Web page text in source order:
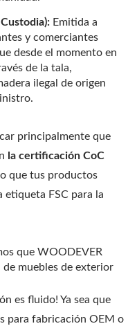
Emitida a
y comerciantes
desde el momento en
de la tala,
ilegal de origen
principalmente que
la certificación CoC
que tus productos
etiqueta FSC para la
que WOODEVER
de muebles de exterior
es fluido! Ya sea que
para fabricación OEM o